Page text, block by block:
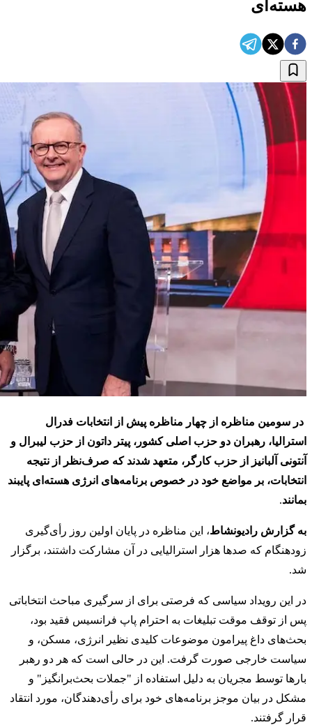
هسته‌ای
در سومین مناظره از چهار مناظره پیش از انتخابات فدرال
استرالیا، رهبران دو حزب اصلی کشور، پیتر داتون از حزب لیبرال و
آنتونی آلبانیز از حزب کارگر، متعهد شدند که صرف‌نظر از نتیجه
انتخابات، بر مواضع خود در خصوص برنامه‌های انرژی هسته‌ای پایبند
بمانند.
به گزارش رادیونشاط، این مناظره در پایان اولین روز رأی‌گیری
زودهنگام که صدها هزار استرالیایی در آن مشارکت داشتند، برگزار
شد.
در این رویداد سیاسی که فرصتی برای از سرگیری مباحث انتخاباتی
پس از توقف موقت تبلیغات به احترام پاپ فرانسیس فقید بود،
بحث‌های داغ پیرامون موضوعات کلیدی نظیر انرژی، مسکن، و
سیاست خارجی صورت گرفت. این در حالی است که هر دو رهبر
بارها توسط مجریان به دلیل استفاده از "جملات بحث‌برانگیز" و
مشکل در بیان موجز برنامه‌های خود برای رأی‌دهندگان، مورد انتقاد
قرار گرفتند.